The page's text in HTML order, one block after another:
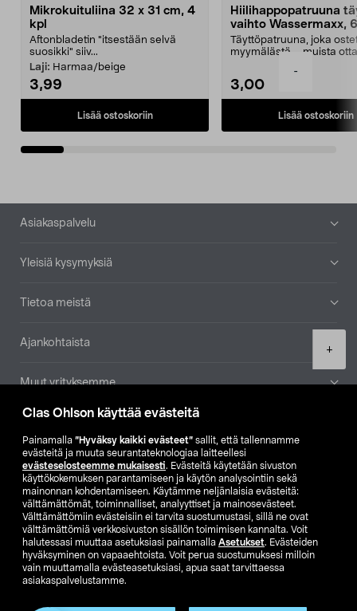
Clas Ohlson käyttää evästeitä
Painamalla ”Hyväksy kaikki evästeet” sallit, että tallennamme
evästeitä ja muuta seurantateknologiaa laitteellesi
evästeselosteemme mukaisesti. Evästeitä käytetään sivuston
käyttökokemuksen parantamiseen ja käytön analysointiin sekä
mainonnan kohdentamiseen. Käytämme neljänlaisia evästeitä:
välttämättömät, toiminnalliset, analyyttiset ja mainosevästeet.
Välttämättömiin evästeisiin ei tarvita suostumustasi, sillä ne ovat
välttämättömiä verkkosivuston sisällön toimimisen kannalta. Voit
halutessasi muuttaa asetuksiasi painamalla Asetukset. Evästeiden
hyväksyminen on vapaaehtoista. Voit perua suostumuksesi milloin
vain muuttamalla evästeasetuksiasi, apua saat tarvittaessa
asiakaspalvelustamme.
-
+
Mikrokuituliina 32 x 31 cm, 4
kpl
Aftonbladetin "itsestään selvä
suosikki" siiv...
Laji: Harmaa/beige
3,99
Lisää ostoskoriin
Hiilihappopatruuna
vaihto Wassermaxx,
Täyttöpatruuna, joka
myymälästä – muista
3,00
Lisää ostoskoriin
Alatunniste
Asiakaspalvelu
Yleisiä kysymyksiä
Tietoa meistä
Ajankohtaista
Muut yrityksemme
Etsi myymälä
SE NO FI
FI SV